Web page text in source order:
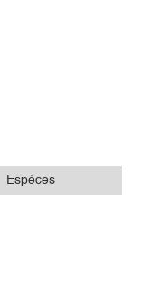
les projets
Espèces